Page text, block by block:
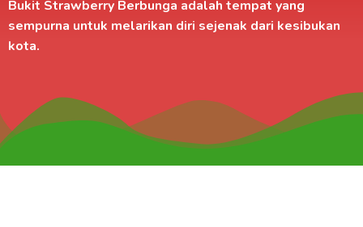
Bukit Strawberry Berbunga adalah tempat yang
sempurna untuk melarikan diri sejenak dari kesibukan
kota.